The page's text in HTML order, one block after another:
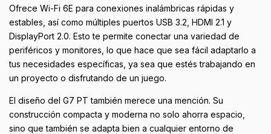
Ofrece Wi-Fi 6E para conexiones inalámbricas rápidas y
estables, así como múltiples puertos USB 3.2, HDMI 2.1 y
DisplayPort 2.0. Esto te permite conectar una variedad de
periféricos y monitores, lo que hace que sea fácil adaptarlo a
tus necesidades específicas, ya sea que estés trabajando en
un proyecto o disfrutando de un juego.
El diseño del G7 PT también merece una mención. Su
construcción compacta y moderna no solo ahorra espacio,
sino que también se adapta bien a cualquier entorno de